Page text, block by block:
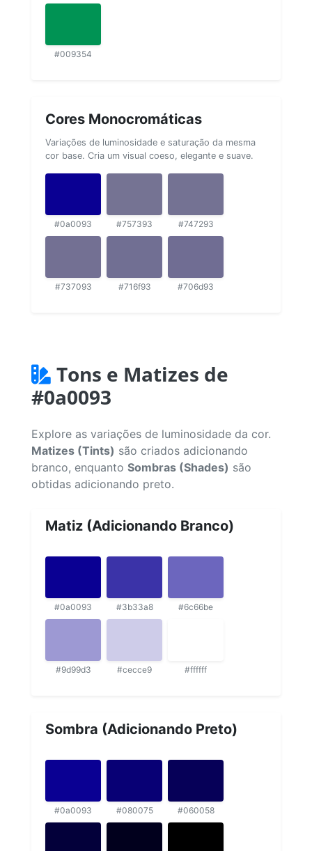
#009354
Cores Monocromáticas
Variações de luminosidade e saturação da mesma
cor base. Cria um visual coeso, elegante e suave.
#0a0093 #757393 #747293
#737093 #716f93 #706d93
Tons e Matizes de
#0a0093
Explore as variações de luminosidade da cor.
Matizes (Tints) são criados adicionando
branco, enquanto Sombras (Shades) são
obtidas adicionando preto.
Matiz (Adicionando Branco)
#0a0093 #3b33a8 #6c66be
#9d99d3 #cecce9 #ffffff
Sombra (Adicionando Preto)
#0a0093 #080075 #060058